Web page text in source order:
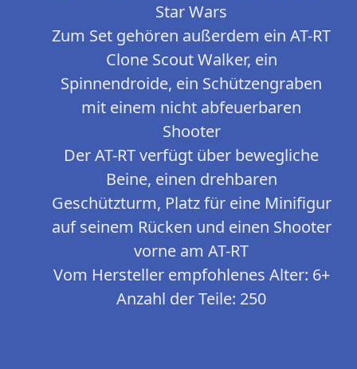
Star Wars
Zum Set gehören außerdem ein AT-RT
Clone Scout Walker, ein
Spinnendroide, ein Schützengraben
mit einem nicht abfeuerbaren
Shooter
Der AT-RT verfügt über bewegliche
Beine, einen drehbaren
Geschützturm, Platz für eine Minifigur
auf seinem Rücken und einen Shooter
vorne am AT-RT
Vom Hersteller empfohlenes Alter: 6+
Anzahl der Teile: 250